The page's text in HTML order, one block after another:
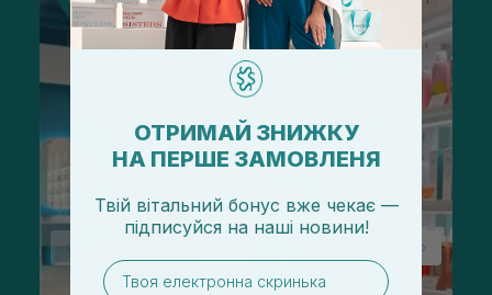
ОТРИМАЙ ЗНИЖКУ
НА ПЕРШЕ ЗАМОВЛЕНЯ
Твій вітальний бонус вже чекає —
підписуйся на наші новини!
email